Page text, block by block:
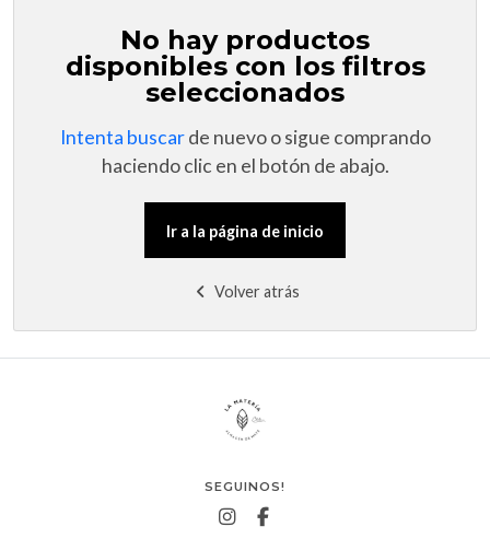
No hay productos
disponibles con los filtros
seleccionados
Intenta buscarde nuevo o sigue comprando
haciendo clic en el botón de abajo.
Ir a la página de inicio
Volver atrás
SEGUINOS!